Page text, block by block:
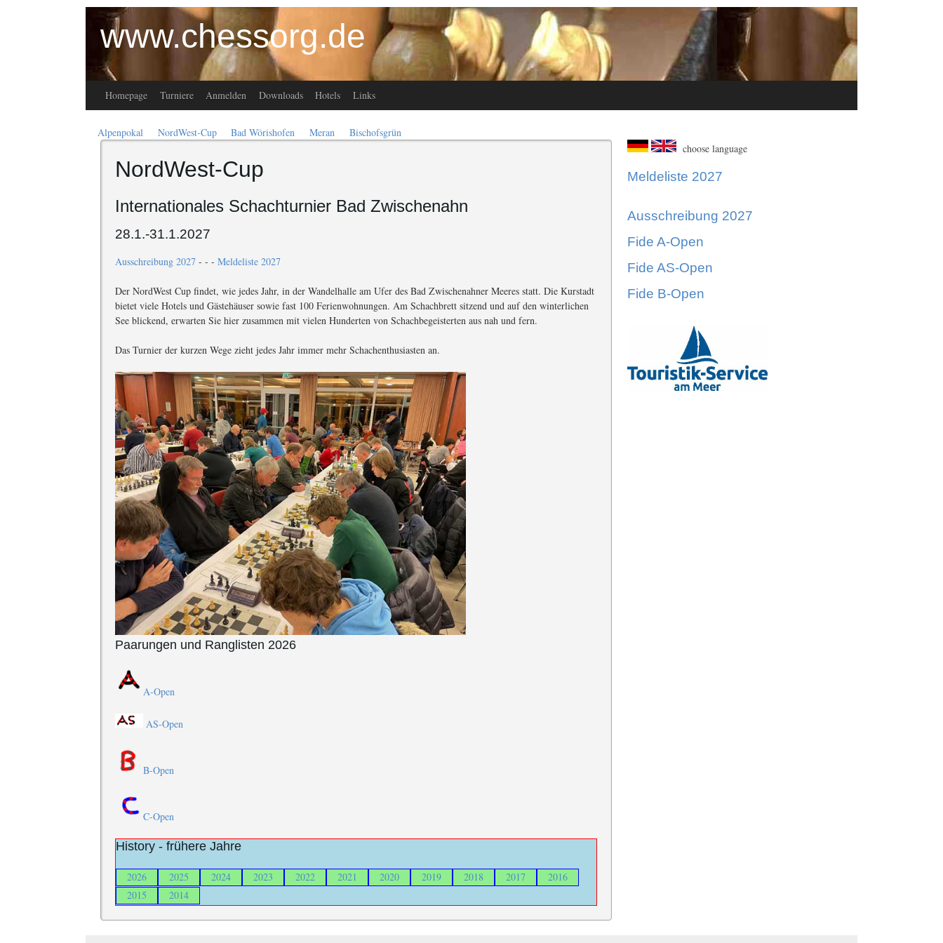
www.chessorg.de
Homepage Turniere Anmelden Downloads Hotels Links
Alpenpokal NordWest-Cup Bad Wörishofen Meran Bischofsgrün
NordWest-Cup
Internationales Schachturnier Bad Zwischenahn
28.1.-31.1.2027
Ausschreibung 2027- - - Meldeliste 2027
Der NordWest Cup findet, wie jedes Jahr, in der Wandelhalle am Ufer des Bad Zwischenahner Meeres statt. Die Kurstadt
bietet viele Hotels und Gästehäuser sowie fast 100 Ferienwohnungen. Am Schachbrett sitzend und auf den winterlichen
See blickend, erwarten Sie hier zusammen mit vielen Hunderten von Schachbegeisterten aus nah und fern.
Das Turnier der kurzen Wege zieht jedes Jahr immer mehr Schachenthusiasten an.
Paarungen und Ranglisten 2026
A-Open
AS-Open
B-Open
C-Open
History - frühere Jahre
2026 2025 2024 2023 2022 2021 2020 2019 2018 2017
2016
2015
2014
choose language
Meldeliste 2027
Ausschreibung 2027
Fide A-Open
Fide AS-Open
Fide B-Open